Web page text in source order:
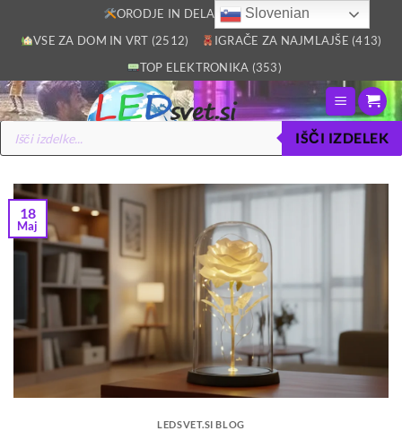
ORODJE IN DELAVNICA (2805)
VSE ZA DOM IN VRT (2512)
IGRAČE ZA NAJMLAJŠE (413)
TOP ELEKTRONIKA (353)
Products
search
IŠČI IZDELEK
18
Maj
LEDSVET.SI BLOG
Slovenian